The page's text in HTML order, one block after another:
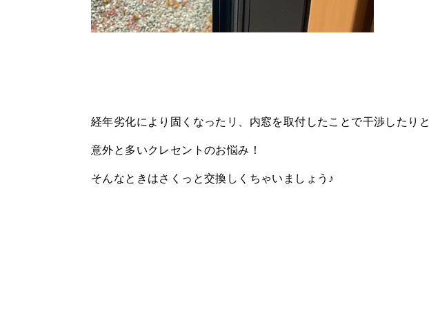
経年劣化により固くなったリ、内窓を取付したことで干渉したりと
意外と多いクレセントのお悩み！
そんなときはさくっと交換しくちゃいましょう♪